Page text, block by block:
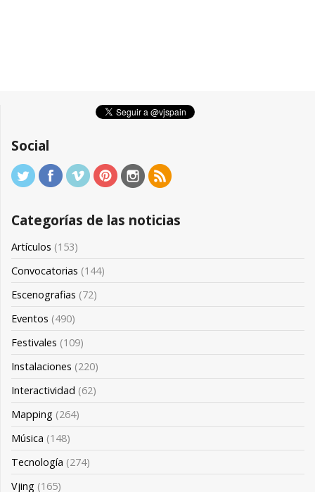
Social
Categorías de las noticias
Artículos (153)
Convocatorias (144)
Escenografias (72)
Eventos (490)
Festivales (109)
Instalaciones (220)
Interactividad (62)
Mapping (264)
Música (148)
Tecnología (274)
Vjing (165)